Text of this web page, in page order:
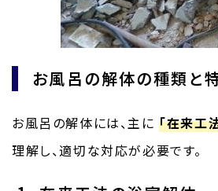
お風呂の解体の種類と
お風呂の解体には、主に「在来工
理解し、適切な対応が必要です。